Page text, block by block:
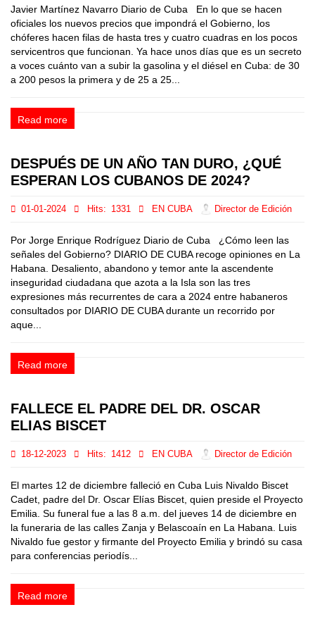
Javier Martínez Navarro Diario de Cuba En lo que se hacen
oficiales los nuevos precios que impondrá el Gobierno, los
chóferes hacen filas de hasta tres y cuatro cuadras en los pocos
servicentros que funcionan. Ya hace unos días que es un secreto
a voces cuánto van a subir la gasolina y el diésel en Cuba: de 30
a 200 pesos la primera y de 25 a 25...
Read more
DESPUÉS DE UN AÑO TAN DURO, ¿QUÉ
ESPERAN LOS CUBANOS DE 2024?
01-01-2024 Hits: 1331 EN CUBA Director de Edición
Por Jorge Enrique Rodríguez Diario de Cuba ¿Cómo leen las
señales del Gobierno? DIARIO DE CUBA recoge opiniones en La
Habana. Desaliento, abandono y temor ante la ascendente
inseguridad ciudadana que azota a la Isla son las tres
expresiones más recurrentes de cara a 2024 entre habaneros
consultados por DIARIO DE CUBA durante un recorrido por
aque...
Read more
FALLECE EL PADRE DEL DR. OSCAR
ELIAS BISCET
18-12-2023 Hits: 1412 EN CUBA Director de Edición
El martes 12 de diciembre falleció en Cuba Luis Nivaldo Biscet
Cadet, padre del Dr. Oscar Elías Biscet, quien preside el Proyecto
Emilia. Su funeral fue a las 8 a.m. del jueves 14 de diciembre en
la funeraria de las calles Zanja y Belascoaín en La Habana. Luis
Nivaldo fue gestor y firmante del Proyecto Emilia y brindó su casa
para conferencias periodís...
Read more